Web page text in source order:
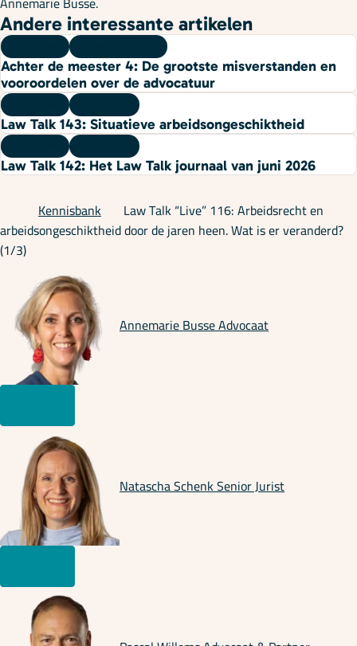
Andere interessante artikelen
Achter de meester 4: De grootste misverstanden en
vooroordelen over de advocatuur
Law Talk 143: Situatieve arbeidsongeschiktheid
Law Talk 142: Het Law Talk journaal van juni 2026
Kennisbank
Law Talk “Live” 116: Arbeidsrecht en
arbeidsongeschiktheid door de jaren heen. Wat is er veranderd?
(1/3)
Annemarie BusseAdvocaat
Natascha SchenkSenior Jurist